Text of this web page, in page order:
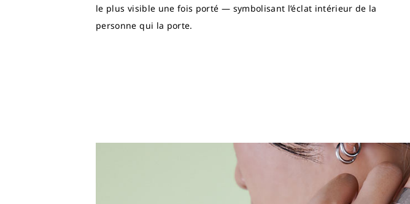
le plus visible une fois porté — symbolisant l’éclat intérieur de la
personne qui la porte.